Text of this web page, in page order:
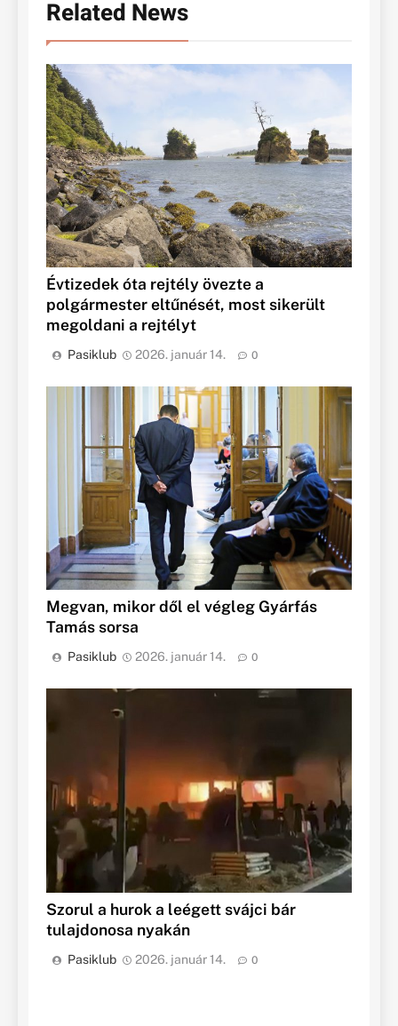
Related News
Évtizedek óta rejtély övezte a
polgármester eltűnését, most sikerült
megoldani a rejtélyt
Pasiklub 2026. január 14. 0
Megvan, mikor dől el végleg Gyárfás
Tamás sorsa
Pasiklub 2026. január 14. 0
Szorul a hurok a leégett svájci bár
tulajdonosa nyakán
Pasiklub 2026. január 14. 0